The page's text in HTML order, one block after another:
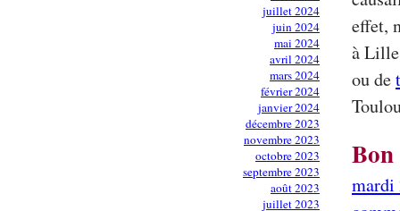
juillet 2024
juin 2024
mai 2024
avril 2024
mars 2024
février 2024
janvier 2024
décembre 2023
novembre 2023
octobre 2023
septembre 2023
août 2023
juillet 2023
effet,
à
ou de
mardi